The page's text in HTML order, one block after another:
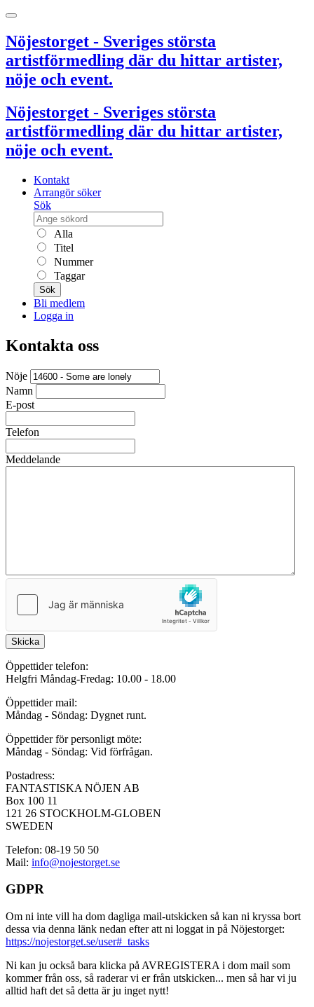
Nöjestorget - Sveriges största
artistförmedling där du hittar artister,
nöje och event.
Nöjestorget - Sveriges största
artistförmedling där du hittar artister,
nöje och event.
Kontakt
Arrangör söker
Sök
Alla
Titel
Nummer
Taggar
Sök
Bli medlem
Logga in
Kontakta oss
Nöje
Namn
E-post
Telefon
Meddelande
Skicka
Öppettider telefon:
Helgfri Måndag-Fredag: 10.00 - 18.00
Öppettider mail:
Måndag - Söndag: Dygnet runt.
Öppettider för personligt möte:
Måndag - Söndag: Vid förfrågan.
Postadress:
FANTASTISKA NÖJEN AB
Box 100 11
121 26 STOCKHOLM-GLOBEN
SWEDEN
Telefon: 08-19 50 50
Mail: info@nojestorget.se
GDPR
Om ni inte vill ha dom dagliga mail-utskicken så kan ni kryssa bort
dessa via denna länk nedan efter att ni loggat in på Nöjestorget:
https://nojestorget.se/user#_tasks
Ni kan ju också bara klicka på AVREGISTERA i dom mail som
kommer från oss, så raderar vi er från utskicken... men så har vi ju
alltid haft det så detta är ju inget nytt!